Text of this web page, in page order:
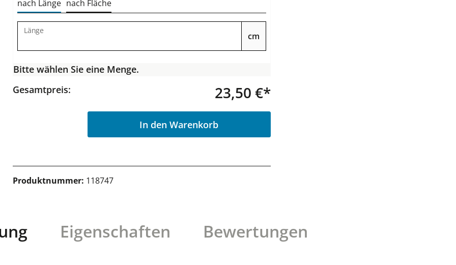
nach Länge nach Fläche
Länge
cm
Bitte wählen Sie eine Menge.
Gesamtpreis:
23,50 €*
In den Warenkorb
Produktnummer: 118747
Eigenschaften Bewertungen